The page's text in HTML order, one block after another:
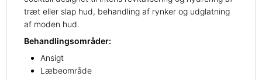
træt eller slap hud, behandling af rynker og udglatning
af moden hud.
Behandlingsområder:
Ansigt
Læbeområde